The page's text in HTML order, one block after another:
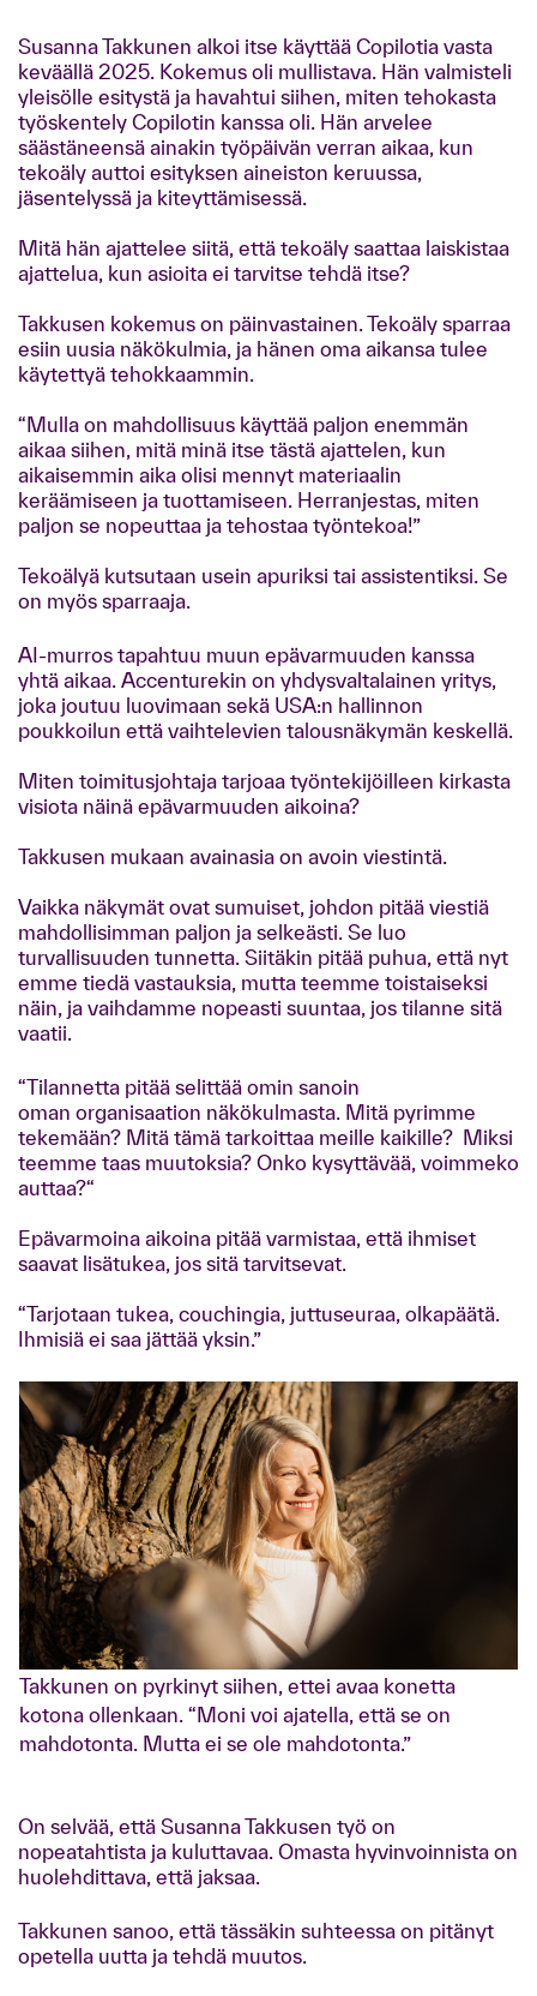
Susanna Takkunen alkoi itse käyttää Copilotia vasta
keväällä 2025. Kokemus oli mullistava. Hän valmisteli
yleisölle esitystä ja havahtui siihen, miten tehokasta
työskentely Copilotin kanssa oli. Hän arvelee
säästäneensä ainakin työpäivän verran aikaa, kun
tekoäly auttoi esityksen aineiston keruussa,
jäsentelyssä ja kiteyttämisessä.
Mitä hän ajattelee siitä, että tekoäly saattaa laiskistaa
ajattelua, kun asioita ei tarvitse tehdä itse?
Takkusen kokemus on päinvastainen. Tekoäly sparraa
esiin uusia näkökulmia, ja hänen oma aikansa tulee
käytettyä tehokkaammin.
“Mulla on mahdollisuus käyttää paljon enemmän
aikaa siihen, mitä minä itse tästä ajattelen, kun
aikaisemmin aika olisi mennyt materiaalin
keräämiseen ja tuottamiseen. Herranjestas, miten
paljon se nopeuttaa ja tehostaa työntekoa!”
Tekoälyä kutsutaan usein apuriksi tai assistentiksi. Se
on myös sparraaja.
AI-murros tapahtuu muun epävarmuuden kanssa
yhtä aikaa. Accenturekin on yhdysvaltalainen yritys,
joka joutuu luovimaan sekä USA:n hallinnon
poukkoilun että vaihtelevien talousnäkymän keskellä.
Miten toimitusjohtaja tarjoaa työntekijöilleen kirkasta
visiota näinä epävarmuuden aikoina?
Takkusen mukaan avainasia on avoin viestintä.
Vaikka näkymät ovat sumuiset, johdon pitää viestiä
mahdollisimman paljon ja selkeästi. Se luo
turvallisuuden tunnetta. Siitäkin pitää puhua, että nyt
emme tiedä vastauksia, mutta teemme toistaiseksi
näin, ja vaihdamme nopeasti suuntaa, jos tilanne sitä
vaatii.
“Tilannetta pitää selittää omin sanoin
oman organisaation näkökulmasta. Mitä pyrimme
tekemään? Mitä tämä tarkoittaa meille kaikille? Miksi
teemme taas muutoksia? Onko kysyttävää, voimmeko
auttaa?“
Epävarmoina aikoina pitää varmistaa, että ihmiset
saavat lisätukea, jos sitä tarvitsevat.
“Tarjotaan tukea, couchingia, juttuseuraa, olkapäätä.
Ihmisiä ei saa jättää yksin.”
Takkunen on pyrkinyt siihen, ettei avaa konetta
kotona ollenkaan. “Moni voi ajatella, että se on
mahdotonta. Mutta ei se ole mahdotonta.”
On selvää, että Susanna Takkusen työ on
nopeatahtista ja kuluttavaa. Omasta hyvinvoinnista on
huolehdittava, että jaksaa.
Takkunen sanoo, että tässäkin suhteessa on pitänyt
opetella uutta ja tehdä muutos.